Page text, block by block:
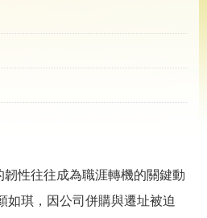
性往往成為職涯轉機的關鍵動
如琪，因公司併購與遷址被迫